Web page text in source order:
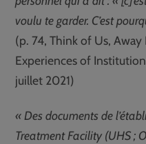
voulu te garder. C’est
(p. 74, Think of Us,
Experiences of
juillet 2021)
« Des documents de
Treatment Facility (UHS ;